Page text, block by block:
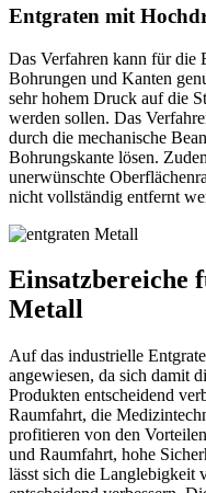
Entgraten mit
Das Verfahren kann für die
Bohrungen und Kanten
sehr hohem Druck auf die
werden sollen. Das
durch die mechanische
Bohrungskante lösen.
unerwünschte
nicht vollständig entfernt
Einsatzbereiche
Metall
Auf das industrielle
angewiesen, da sich damit
Produkten entscheidend
Raumfahrt, die
profitieren von den
und Raumfahrt, hohe
lässt sich die Langlebigkeit